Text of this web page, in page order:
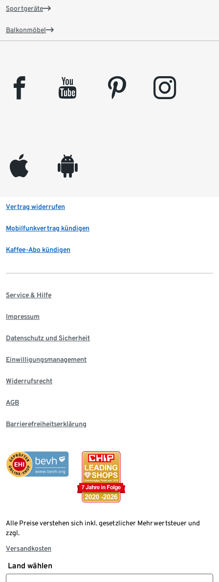
Sportgeräte
Balkonmöbel
facebook youtube pinterest instagram
appleinc android
Vertrag widerrufen
Mobilfunkvertrag kündigen
Kaffee-Abo kündigen
Service & Hilfe
Impressum
Datenschutz und Sicherheit
Einwilligungsmanagement
Widerrufsrecht
AGB
Barrierefreiheitserklärung
Alle Preise verstehen sich inkl. gesetzlicher Mehrwertsteuer und
zzgl.
Versandkosten
Land wählen